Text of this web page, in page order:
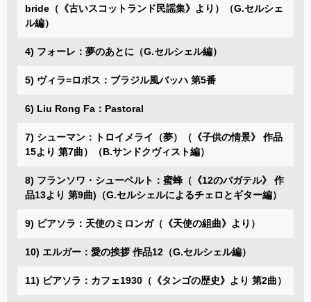
bride（《古いスコットランド民謡集》より）（G.セルシェ
ル編）
4) フォーレ：夢のあとに（G.セルシェル編）
5) ヴィラ=ロボス：ブラジル風バッハ 第5番
6) Liu Rong Fa：Pastoral
7) シューマン：トロイメライ（夢）（《子供の情景》 作品
15より 第7曲）（B.サンドクヴィスト編）
8) フランソワ・シューベルト：蜜蜂（《12のバガテル》 作
品13より 第9曲)（G.セルシェルによるチェロとギター編）
9) ピアソラ：天使のミロンガ（《天使の組曲》より）
10) エルガー：愛の挨拶 作品12（G.セルシェル編）
11) ピアソラ：カフェ1930（《タンゴの歴史》より 第2曲）